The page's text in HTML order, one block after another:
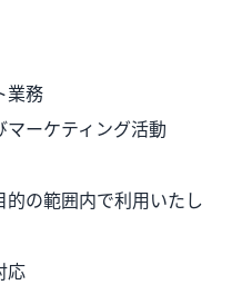
業務
マーケティング活動
の範囲内で利用いたし
応